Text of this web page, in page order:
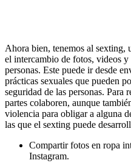
Ahora bien, tenemos al sexting,
el intercambio de fotos, videos
personas. Este puede ir desde
prácticas sexuales que pueden
seguridad de las personas. Para
partes colaboren, aunque
violencia para obligar a alguna
las que el sexting puede
Compartir fotos en ropa
Instagram.